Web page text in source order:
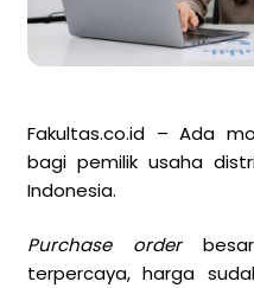
Fakultas.co.id – Ada
bagi pemilik usaha
Indonesia.
Purchase orderbesar
terpercaya, harga